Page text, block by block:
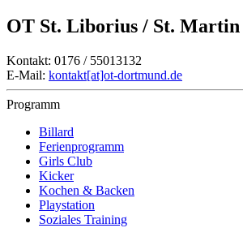
OT St. Liborius / St. Martin
Kontakt: 0176 / 55013132
E-Mail: kontakt[at]ot-dortmund.de
Programm
Billard
Ferienprogramm
Girls Club
Kicker
Kochen & Backen
Playstation
Soziales Training